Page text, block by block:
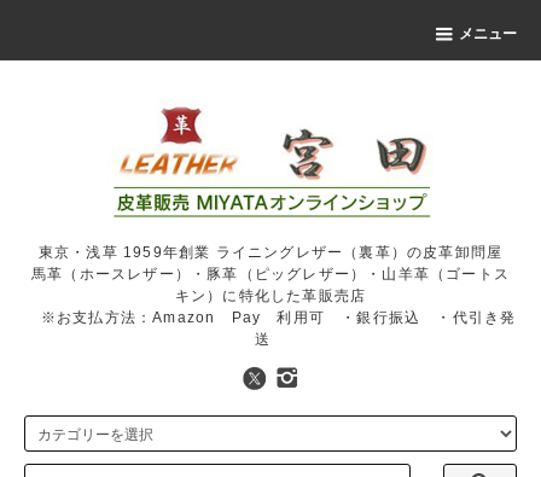
メニュー
東京・浅草 1959年創業 ライニングレザー（裏革）の皮革卸問屋
馬革（ホースレザー）・豚革（ピッグレザー）・山羊革（ゴートス
キン）に特化した革販売店
※お支払方法：Amazon Pay 利用可 ・銀行振込 ・代引き発
送